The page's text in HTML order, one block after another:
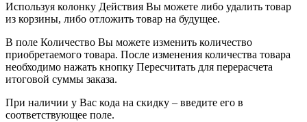
Используя колонку Действия Вы можете либо удалить товар
из корзины, либо отложить товар на будущее.
В поле Количество Вы можете изменить количество
приобретаемого товара. После изменения количества товара
необходимо нажать кнопку Пересчитать для перерасчета
итоговой суммы заказа.
При наличии у Вас кода на скидку – введите его в
соответствующее поле.